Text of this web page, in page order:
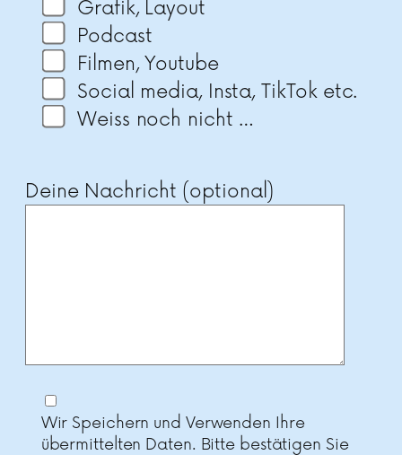
Grafik, Layout
Podcast
Filmen, Youtube
Social media, Insta, TikTok etc.
Weiss noch nicht …
Deine Nachricht (optional)
Wir Speichern und Verwenden Ihre
übermittelten Daten. Bitte bestätigen Sie